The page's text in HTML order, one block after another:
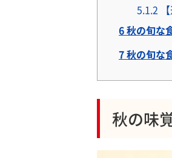
5.1.2
6秋の旬な
7秋の旬な
秋の味